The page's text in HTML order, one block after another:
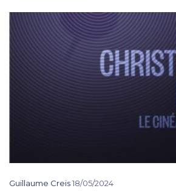
Guillaume Creis18/05/2024